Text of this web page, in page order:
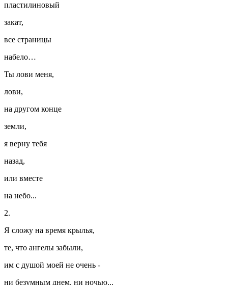
пластилиновый
закат,
все страницы
набело…
Ты лови меня,
лови,
на другом конце
земли,
я верну тебя
назад,
или вместе
на небо...
2.
Я сложу на время крылья,
те, что ангелы забыли,
им с душой моей не очень -
ни безумным днем, ни ночью...